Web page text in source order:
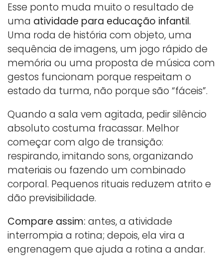
Esse ponto muda muito o resultado de
uma atividade para educação infantil.
Uma roda de história com objeto, uma
sequência de imagens, um jogo rápido de
memória ou uma proposta de música com
gestos funcionam porque respeitam o
estado da turma, não porque são “fáceis”.
Quando a sala vem agitada, pedir silêncio
absoluto costuma fracassar. Melhor
começar com algo de transição:
respirando, imitando sons, organizando
materiais ou fazendo um combinado
corporal. Pequenos rituais reduzem atrito e
dão previsibilidade.
Compare assim: antes, a atividade
interrompia a rotina; depois, ela vira a
engrenagem que ajuda a rotina a andar.